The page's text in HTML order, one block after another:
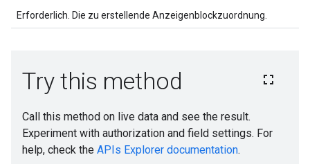
Erforderlich. Die zu erstellende Anzeigenblockzuordnung.